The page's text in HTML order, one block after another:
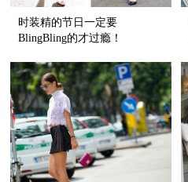
时装精的节日一定要
BlingBling的才过瘾！